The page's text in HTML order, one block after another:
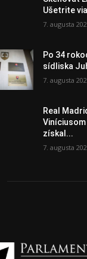
Ušetrite
7. augusta
Po 34
sídliska
7. augusta
Real
získal...
7. augusta